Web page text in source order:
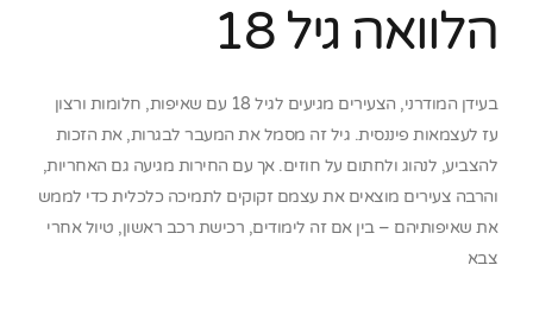
הלוואה גיל 18
בעידן המודרני, הצעירים מגיעים לגיל 18 עם שאיפות, חלומות ורצון
עז לעצמאות פיננסית. גיל זה מסמל את המעבר לבגרות, את הזכות
להצביע, לנהוג ולחתום על חוזים. אך עם החירות מגיעה גם האחריות,
והרבה צעירים מוצאים את עצמם זקוקים לתמיכה כלכלית כדי לממש
את שאיפותיהם – בין אם זה לימודים, רכישת רכב ראשון, טיול אחרי
צבא